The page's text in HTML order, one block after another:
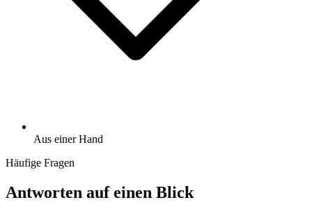
Aus einer Hand
Häufige Fragen
Antworten auf einen Blick